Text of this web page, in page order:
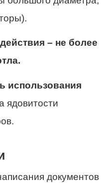
– не более
использования
ядовитости
документов